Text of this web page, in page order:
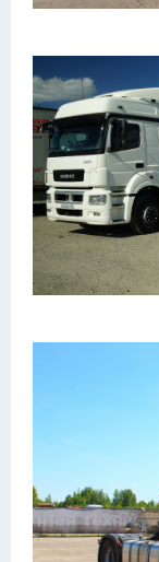
Додж
Ява
Эмблемы
Спецтехника